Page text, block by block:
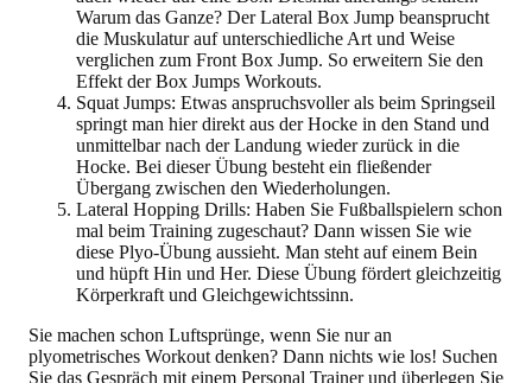
Warum das Ganze? Der Lateral Box Jump beansprucht
die Muskulatur auf unterschiedliche Art und Weise
verglichen zum Front Box Jump. So erweitern Sie den
Effekt der Box Jumps Workouts.
Squat Jumps: Etwas anspruchsvoller als beim Springseil
springt man hier direkt aus der Hocke in den Stand und
unmittelbar nach der Landung wieder zurück in die
Hocke. Bei dieser Übung besteht ein fließender
Übergang zwischen den Wiederholungen.
Lateral Hopping Drills: Haben Sie Fußballspielern schon
mal beim Training zugeschaut? Dann wissen Sie wie
diese Plyo-Übung aussieht. Man steht auf einem Bein
und hüpft Hin und Her. Diese Übung fördert gleichzeitig
Körperkraft und Gleichgewichtssinn.
Sie machen schon Luftsprünge, wenn Sie nur an
plyometrisches Workout denken? Dann nichts wie los! Suchen
Sie das Gespräch mit einem Personal Trainer und überlegen Sie